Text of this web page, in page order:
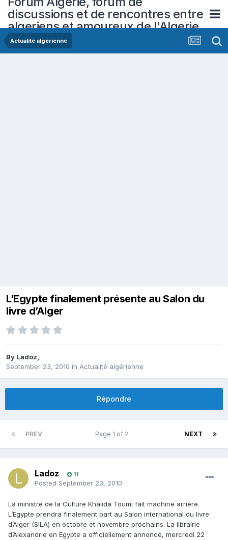
discussions et de rencontres entre
algeriens et amoureux de l'Algerie
Actualité algérienne
L’Egypte finalement présente au Salon du
livre d’Alger
By Ladoz,
September 23, 2010 in Actualité algérienne
Répondre
PREV NEXT
Page 1 of 2
Ladoz 11
Posted September 23, 2010
La ministre de la Culture Khalida Toumi fait machine arrière.
L’Egypte prendra finalement part au Salon international du livre
d’Alger (SILA) en octobre et novembre prochains. La librairie
d’Alexandrie en Egypte a officiellement annoncé, mercredi 22